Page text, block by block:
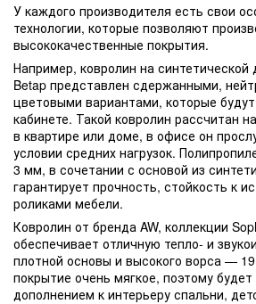
У каждого производителя есть свои
технологии, которые позволяют
высококачественные покрытия.
Например, ковролин на синтетической
Betap представлен сдержанными,
цветовыми вариантами, которые
кабинете. Такой ковролин рассчитан
в квартире или доме, в офисе он
условии средних нагрузок.
3 мм, в сочетании с основой из
гарантирует прочность, стойкость к
роликами мебели.
Ковролин от бренда AW, коллекции
обеспечивает отличную тепло- и
плотной основы и высокого ворса —
покрытие очень мягкое, поэтому
дополнением к интерьеру спальни,